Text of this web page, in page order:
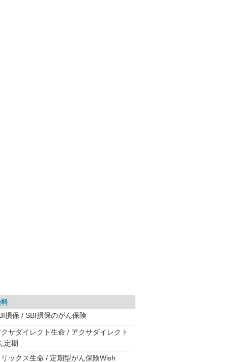
損保 / SBI損保のがん保険
クサダイレクト生命 / アクサダイレクト
定期
リックス生命 / 定期型がん保険Wish